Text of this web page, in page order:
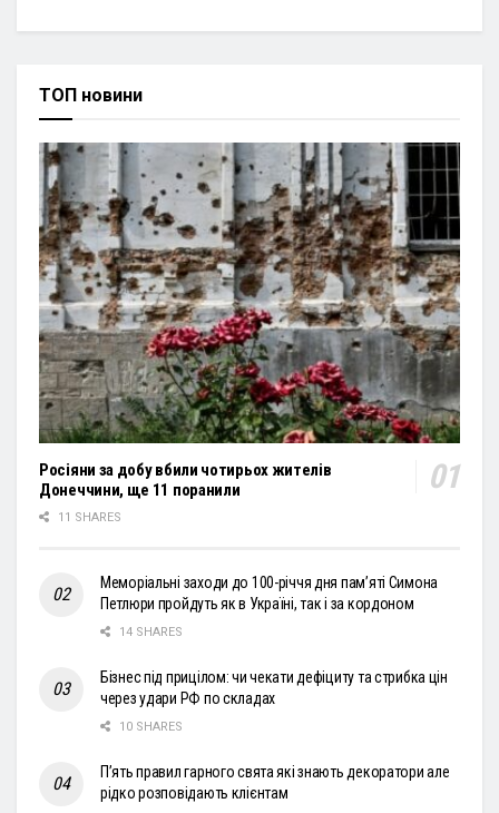
ТОП новини
Росіяни за добу вбили чотирьох жителів
Донеччини, ще 11 поранили
11 SHARES
Меморіальні заходи до 100-річчя дня пам’яті Симона
Петлюри пройдуть як в Україні, так і за кордоном
14 SHARES
Бізнес під прицілом: чи чекати дефіциту та стрибка цін
через удари РФ по складах
10 SHARES
П’ять правил гарного свята які знають декоратори але
рідко розповідають клієнтам